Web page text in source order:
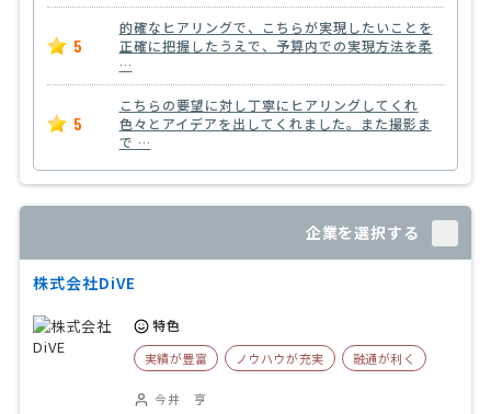
5
的確なヒアリングで、こちらが実現したいことを
正確に把握したうえで、予算内での実現方法を柔
…
5
こちらの要望に対し丁寧にヒアリングしてくれ
色々とアイデアを出してくれました。また撮影ま
で …
企業を選択する
株式会社DiVE
特色
実績が豊富 ノウハウが充実 融通が利く
今井 亨